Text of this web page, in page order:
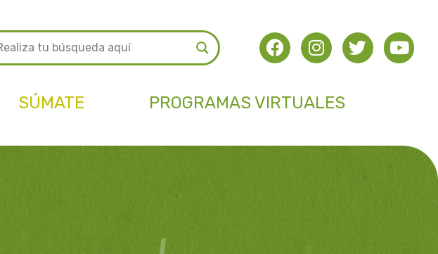
SÚMATE PROGRAMAS VIRTUALES